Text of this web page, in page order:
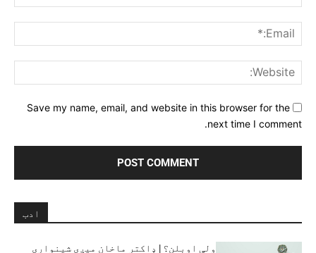
Save my name, email, and website in this browser for the
next time I comment.
ادب
ولې اوبلن؟ | ډاکتر ماخان میږی شینواری